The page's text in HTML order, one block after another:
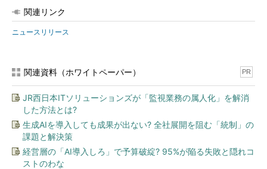
関連リンク
ニュースリリース
関連資料（ホワイトペーパー） PR
JR西日本ITソリューションズが「監視業務の属人化」を解消
した方法とは?
生成AIを導入しても成果が出ない? 全社展開を阻む「統制」の
課題と解決策
経営層の「AI導入しろ」で予算破綻? 95%が陥る失敗と隠れコ
ストのわな